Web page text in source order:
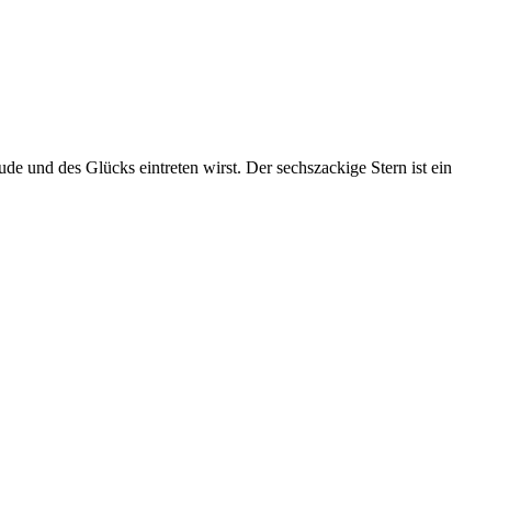
und des Glücks eintreten wirst. Der sechszackige Stern ist ein